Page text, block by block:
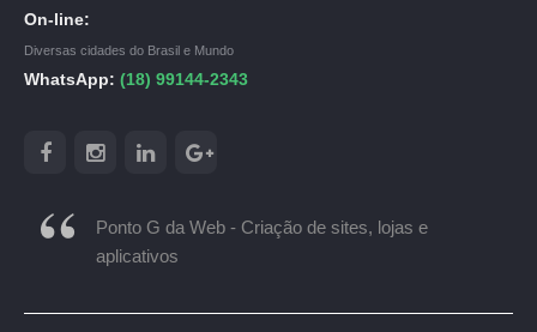
On-line:
Diversas cidades do Brasil e Mundo
WhatsApp: (18) 99144-2343
Ponto G da Web - Criação de sites, lojas e
aplicativos